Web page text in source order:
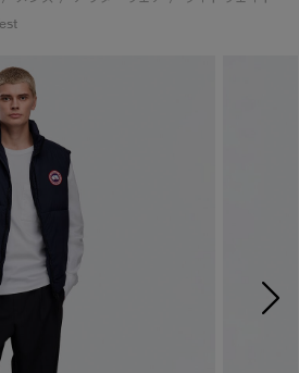
レクション
レクション
レクションLOOK
ル
ャパンTシャツ
レクション
レクションLOOK
ル
ャパンTシャツ
ヵ月)
歳)
)
GOOSE Generationsは、アウター
取り・再販を通じて、長く愛される製
受け継いでいきます。
の希少なピースもご覧いただけます。
詳しく見る